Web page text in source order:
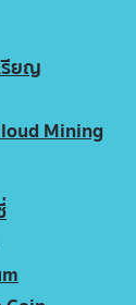
รียญ
Mining